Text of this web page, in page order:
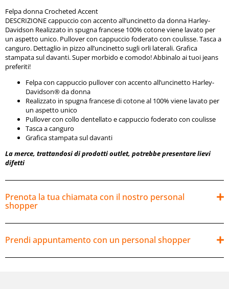
La merce, trattandosi di prodotti outlet, potrebbe presentare
lievi difetti
Felpa donna Crocheted Accent
DESCRIZIONE cappuccio con accento all’uncinetto da donna Harley-
Davidson Realizzato in spugna francese 100% cotone viene lavato per
un aspetto unico. Pullover con cappuccio foderato con coulisse. Tasca a
canguro. Dettaglio in pizzo all’uncinetto sugli orli laterali. Grafica
stampata sul davanti. Super morbido e comodo! Abbinalo ai tuoi jeans
preferiti!
Felpa con cappuccio pullover con accento all’uncinetto Harley-
Davidson® da donna
Realizzato in spugna francese di cotone al 100% viene lavato per
un aspetto unico
Pullover con collo dentellato e cappuccio foderato con coulisse
Tasca a canguro
Grafica stampata sul davanti
La merce, trattandosi di prodotti outlet, potrebbe presentare lievi
difetti
Prenota la tua chiamata con il nostro personal
shopper
Prendi appuntamento con un personal shopper